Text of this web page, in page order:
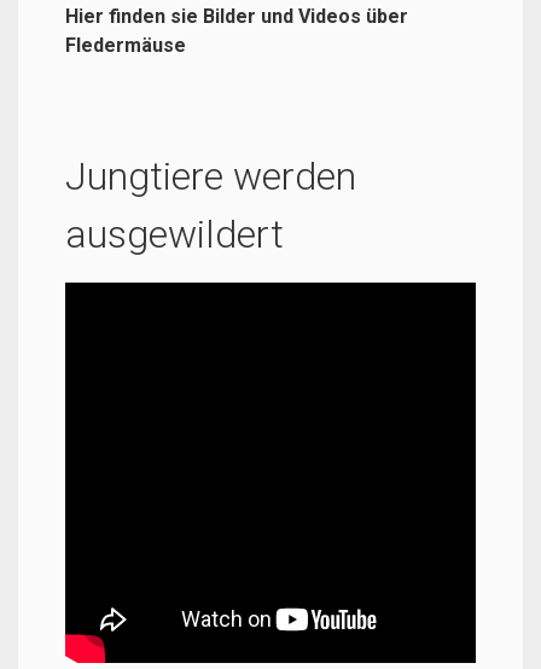
Hier finden sie Bilder und Videos über
Fledermäuse
Jungtiere werden
ausgewildert